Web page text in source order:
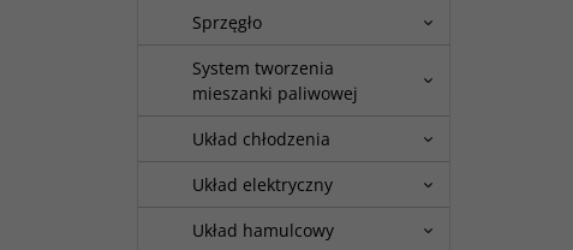
Sprzęgło
System tworzenia
mieszanki paliwowej
Układ chłodzenia
Układ elektryczny
Układ hamulcowy